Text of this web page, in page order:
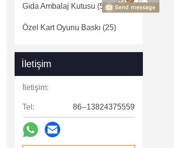
Gıda Ambalaj Kutusu (59)
Özel Kart Oyunu Baskı (25)
İletişim
İletişim:
Tel: 86--13824375559